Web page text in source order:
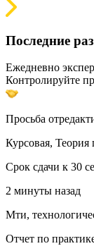
Последние
Ежедневно
Контролируйте
Просьба
Курсовая, Теория
Срок сдачи к 30
2 минуты назад
Мти,
Отчет по